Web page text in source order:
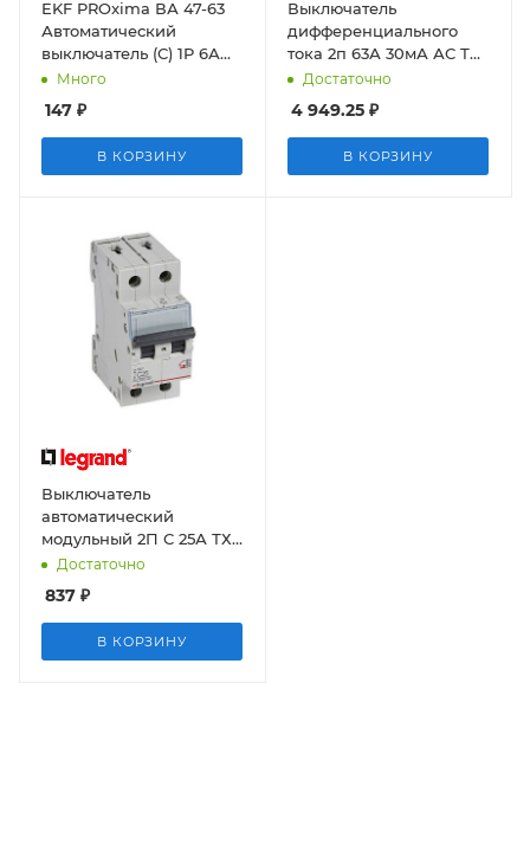
EKF PROxima ВА 47-63
Автоматический
выключатель (С) 1P 6А
4,5kA
Много
147 ₽
В КОРЗИНУ
Выключатель
дифференциального
тока 2п 63А 30мА АС ТХ3
УЗОДостаточно
4 949.25 ₽
В КОРЗИНУ
Выключатель
автоматический
модульный 2П С 25А ТХЗ
6кАДостаточно
837 ₽
В КОРЗИНУ